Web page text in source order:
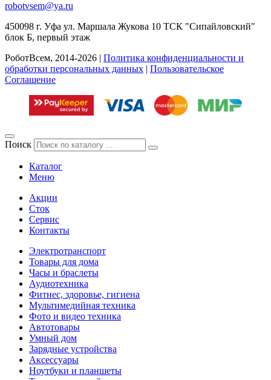
robotvsem@ya.ru
450098 г. Уфа ул. Маршала Жукова 10 ТСК "Сипайловский"
блок Б, первый этаж
РоботВсем, 2014-2026 | Политика конфиденциальности и
обработки персональных данных | Пользовательское
Соглашение
Поиск
Каталог
Меню
Акции
Сток
Сервис
Контакты
Электротранспорт
Товары для дома
Часы и браслеты
Аудиотехника
Фитнес, здоровье, гигиена
Мультимедийная техника
Фото и видео техника
Автотовары
Умный дом
Зарядные устройства
Аксессуары
Ноутбуки и планшеты